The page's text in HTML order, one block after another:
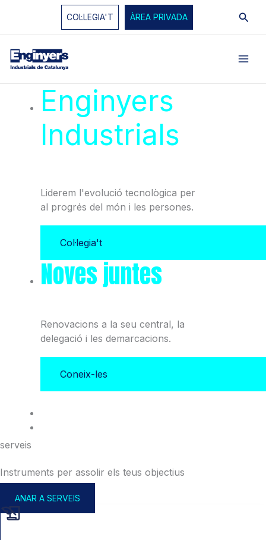
COL·LEGIA'T ÀREA PRIVADA
Enginyers
Industrials
Liderem l'evolució tecnològica per
al progrés del món i les persones.
Col·legia't
Noves juntes
Renovacions a la seu central, la
delegació i les demarcacions.
Coneix-les
serveis
Instruments per assolir els teus objectius
ANAR A SERVEIS